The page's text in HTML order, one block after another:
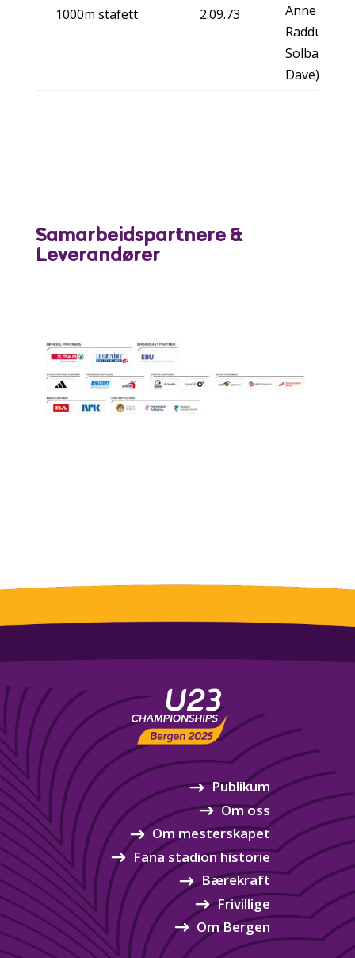
1000m stafett 2:09.73
Anne Line
Raddum-
Dave)
Samarbeidspartnere &
Leverandører
Publikum
Om oss
Om mesterskapet
Fana stadion historie
Bærekraft
Frivillige
Om Bergen